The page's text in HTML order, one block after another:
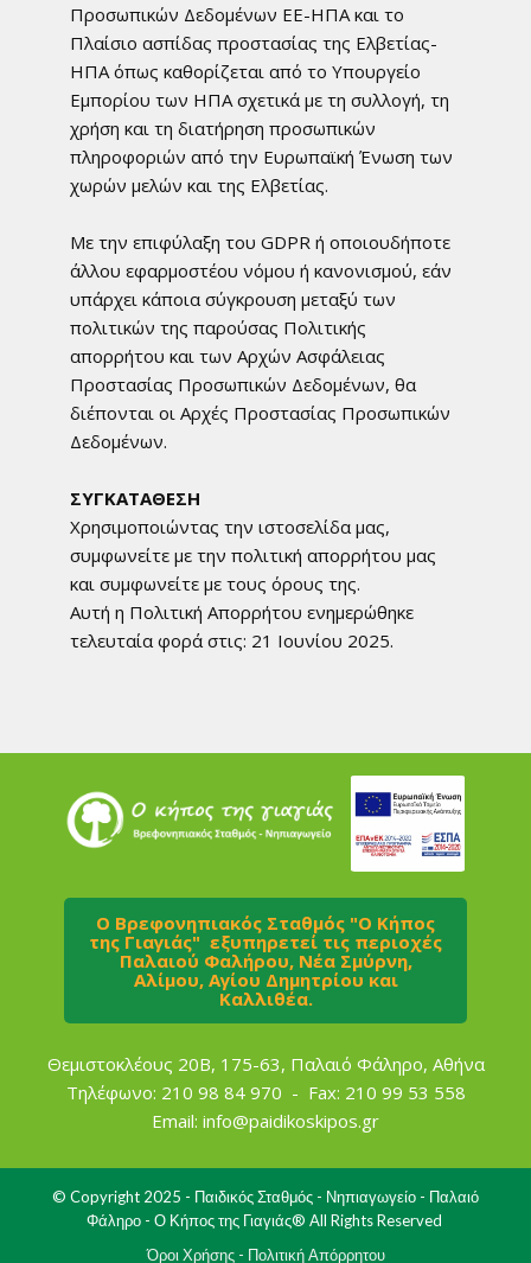
Προσωπικών Δεδομένων ΕΕ-ΗΠΑ και το
Πλαίσιο ασπίδας προστασίας της Ελβετίας-
ΗΠΑ όπως καθορίζεται από το Υπουργείο
Εμπορίου των ΗΠΑ σχετικά με τη συλλογή, τη
χρήση και τη διατήρηση προσωπικών
πληροφοριών από την Ευρωπαϊκή Ένωση των
χωρών μελών και της Ελβετίας.
Με την επιφύλαξη του GDPR ή οποιουδήποτε
άλλου εφαρμοστέου νόμου ή κανονισμού, εάν
υπάρχει κάποια σύγκρουση μεταξύ των
πολιτικών της παρούσας Πολιτικής
απορρήτου και των Αρχών Ασφάλειας
Προστασίας Προσωπικών Δεδομένων, θα
διέπονται οι Αρχές Προστασίας Προσωπικών
Δεδομένων.
ΣΥΓΚΑΤΑΘΕΣΗ
Χρησιμοποιώντας την ιστοσελίδα μας,
συμφωνείτε με την πολιτική απορρήτου μας
και συμφωνείτε με τους όρους της.
Αυτή η Πολιτική Απορρήτου ενημερώθηκε
τελευταία φορά στις: 21 Ιουνίου 2025.
Ο Βρεφονηπιακός Σταθμός "Ο Κήπος
της Γιαγιάς" εξυπηρετεί τις περιοχές
Παλαιού Φαλήρου, Νέα Σμύρνη,
Αλίμου, Αγίου Δημητ​ρίου και
Καλλιθέα.
Θεμιστοκλέους 20Β, 175-63, Παλαιό Φάληρο, Αθήνα
Τηλέφωνο: 210 98 84 970 - Fax: 210 99 53 558
Email: info@paidikoskipos.gr
© Copyright 2025 - Παιδικός Σταθμός - Νηπιαγωγείο - Παλαιό
Φάληρο - Ο Κήπος της Γιαγιάς® All Rights Reserved
Όροι Χρήσης - Πολιτική Απόρρητου